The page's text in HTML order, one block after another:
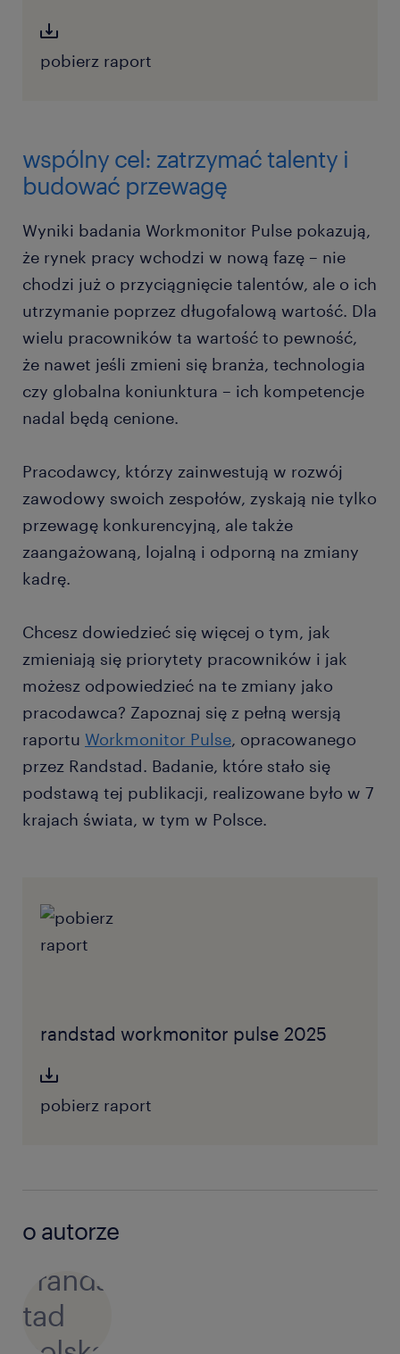
pobierz raport
wspólny cel: zatrzymać talenty i
budować przewagę
Wyniki badania Workmonitor Pulse pokazują,
że rynek pracy wchodzi w nową fazę – nie
chodzi już o przyciągnięcie talentów, ale o ich
utrzymanie poprzez długofalową wartość. Dla
wielu pracowników ta wartość to pewność,
że nawet jeśli zmieni się branża, technologia
czy globalna koniunktura – ich kompetencje
nadal będą cenione.
Pracodawcy, którzy zainwestują w rozwój
zawodowy swoich zespołów, zyskają nie tylko
przewagę konkurencyjną, ale także
zaangażowaną, lojalną i odporną na zmiany
kadrę.
Chcesz dowiedzieć się więcej o tym, jak
zmieniają się priorytety pracowników i jak
możesz odpowiedzieć na te zmiany jako
pracodawca? Zapoznaj się z pełną wersją
raportu Workmonitor Pulse, opracowanego
przez Randstad. Badanie, które stało się
podstawą tej publikacji, realizowane było w 7
krajach świata, w tym w Polsce.
randstad workmonitor pulse 2025
pobierz raport
o autorze